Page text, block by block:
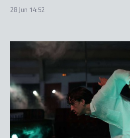
28 Jun 14:52